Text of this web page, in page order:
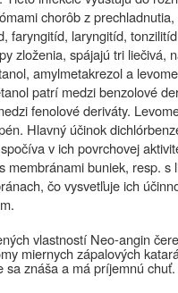
chorôb z
faryngitíd, laryngitíd,
zloženia, spájajú tri liečivá,
amylmetakrezol a
patrí medzi benzolové
fenolové deriváty.
Hlavný účinok
v ich povrchovej
membránami buniek, resp. s
čo vysvetľuje ich
vlastností Neo-angin
miernych zápalových
sa znáša a má príjemnú chuť.